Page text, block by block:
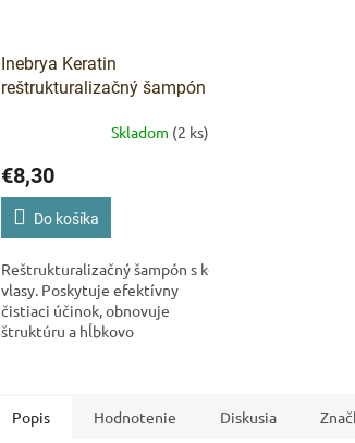
Inebrya Keratin
reštrukturalizačný šampón
Skladom (2 ks)
€8,30
Do košíka
Reštrukturalizačný šampón s keratínom pre mäkké a
vlasy. Poskytuje efektívny
čistiaci účinok, obnovuje
štruktúru a hĺbkovo
Popis Hodnotenie Diskusia